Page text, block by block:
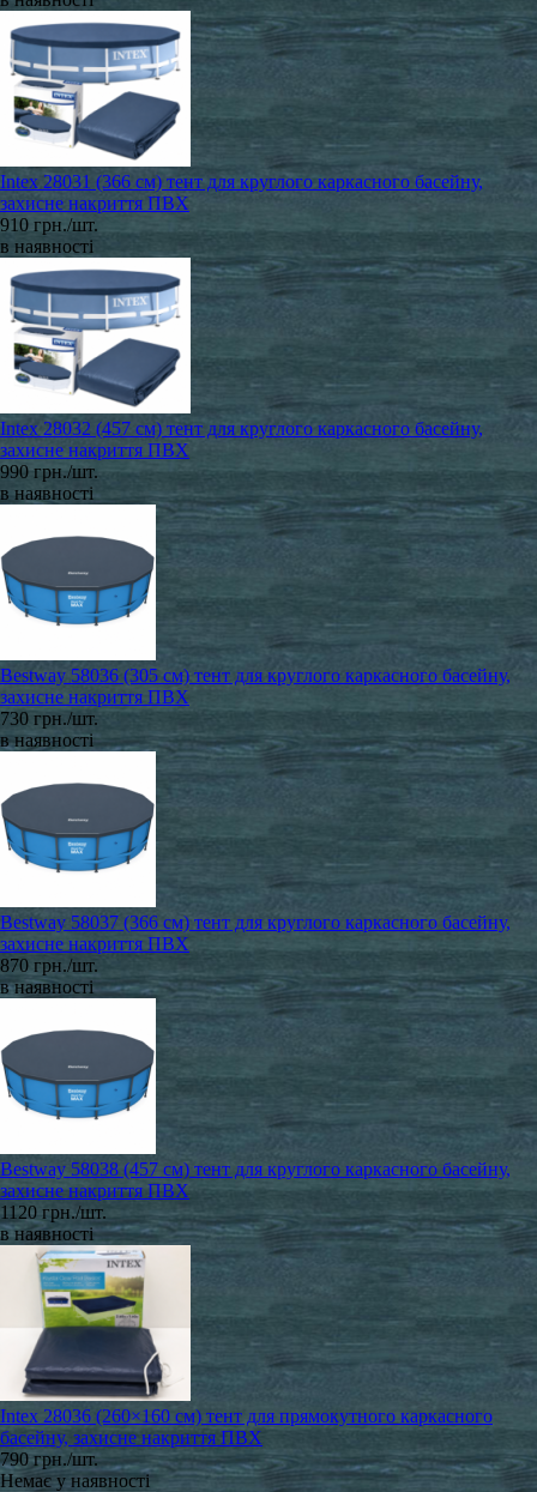
Intex 28031 (366 см) тент для круглого каркасного басейну,
захисне накриття ПВХ
910 грн./шт.
в наявності
Intex 28032 (457 см) тент для круглого каркасного басейну,
захисне накриття ПВХ
990 грн./шт.
в наявності
Bestway 58036 (305 см) тент для круглого каркасного басейну,
захисне накриття ПВХ
730 грн./шт.
в наявності
Bestway 58037 (366 см) тент для круглого каркасного басейну,
захисне накриття ПВХ
870 грн./шт.
в наявності
Bestway 58038 (457 см) тент для круглого каркасного басейну,
захисне накриття ПВХ
1120 грн./шт.
в наявності
Intex 28036 (260×160 см) тент для прямокутного каркасного
басейну, захисне накриття ПВХ
790 грн./шт.
Немає у наявності